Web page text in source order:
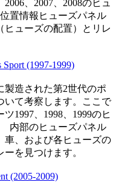
、2007、2008のヒュ
置情報ヒューズパネル
ヒューズの配置）とリレ
(1997-1999)
製造された第2世代のポ
いて考察します。ここで
1997、1998、1999のヒ
内部のヒューズパネル
車、および各ヒューズの
を見つけます。
(2005-2009)